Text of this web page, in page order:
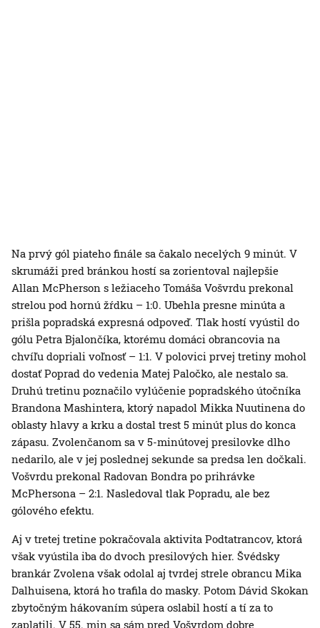
Na prvý gól piateho finále sa čakalo necelých 9 minút. V
skrumáži pred bránkou hostí sa zorientoval najlepšie
Allan McPherson s ležiaceho Tomáša Vošvrdu prekonal
strelou pod hornú žŕdku – 1:0. Ubehla presne minúta a
prišla popradská expresná odpoveď. Tlak hostí vyústil do
gólu Petra Bjalončíka, ktorému domáci obrancovia na
chvíľu dopriali voľnosť – 1:1. V polovici prvej tretiny mohol
dostať Poprad do vedenia Matej Paločko, ale nestalo sa.
Druhú tretinu poznačilo vylúčenie popradského útočníka
Brandona Mashintera, ktorý napadol Mikka Nuutinena do
oblasty hlavy a krku a dostal trest 5 minút plus do konca
zápasu. Zvolenčanom sa v 5-minútovej presilovke dlho
nedarilo, ale v jej poslednej sekunde sa predsa len dočkali.
Vošvrdu prekonal Radovan Bondra po prihrávke
McPhersona – 2:1. Nasledoval tlak Popradu, ale bez
gólového efektu.
Aj v tretej tretine pokračovala aktivita Podtatrancov, ktorá
však vyústila iba do dvoch presilových hier. Švédsky
brankár Zvolena však odolal aj tvrdej strele obrancu Mika
Dalhuisena, ktorá ho trafila do masky. Potom Dávid Skokan
zbytočným hákovaním súpera oslabil hostí a tí za to
zaplatili. V 55. min sa sám pred Vošvrdom dobre